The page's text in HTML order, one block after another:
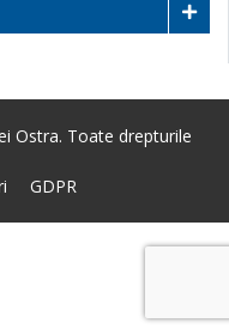
Ostra. Toate drepturile
GDPR